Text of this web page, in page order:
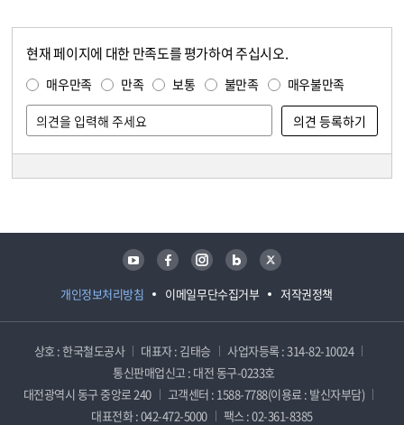
현재 페이지에 대한 만족도를 평가하여 주십시오.
매우만족 만족 보통 불만족 매우불만족
개인정보처리방침 이메일무단수집거부 저작권정책
유튜브 페이스북 인스타그램 블로그 트위터
상호 : 한국철도공사 대표자 : 김태승
사업자등록 : 314-82-10024
통신판매업신고 : 대전 동구-0233호
대전광역시 동구 중앙로 240
고객센터 : 1588-7788(이용료 : 발신자부담)
대표전화 : 042-472-5000
팩스 : 02-361-8385